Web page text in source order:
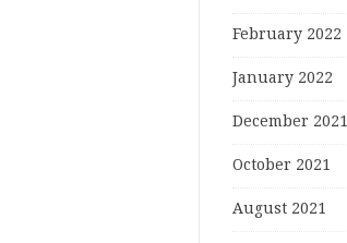
February 2022
January 2022
December 2021
October 2021
August 2021